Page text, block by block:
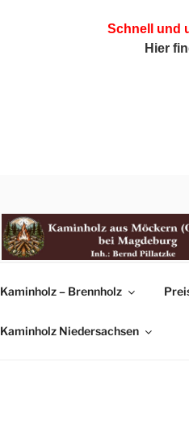
Schnell und
Hier
Kaminholz – Brennholz
Kaminholz Niedersachsen